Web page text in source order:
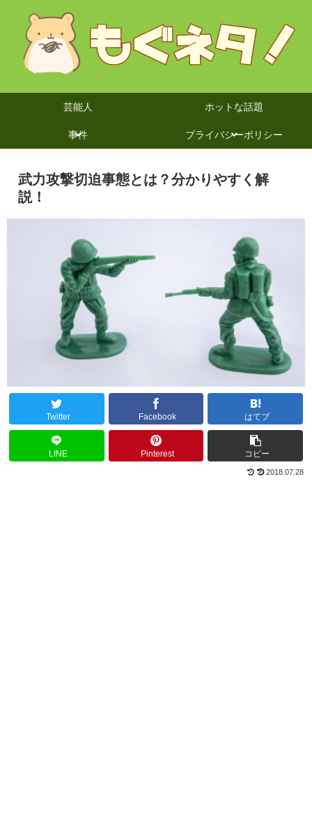
芸能人 ホットな話題
事件 プライバシーポリシー
武力攻撃切迫事態とは？分かりやすく解
説！
Twitter Facebook はてブ
LINE Pinterest コピー
2018.07.28